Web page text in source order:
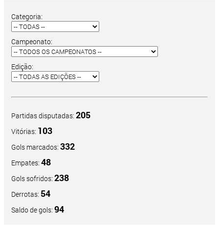
Categoria:
Campeonato:
Edição:
Partidas disputadas: 205
Vitórias: 103
Gols marcados: 332
Empates: 48
Gols sofridos: 238
Derrotas: 54
Saldo de gols: 94